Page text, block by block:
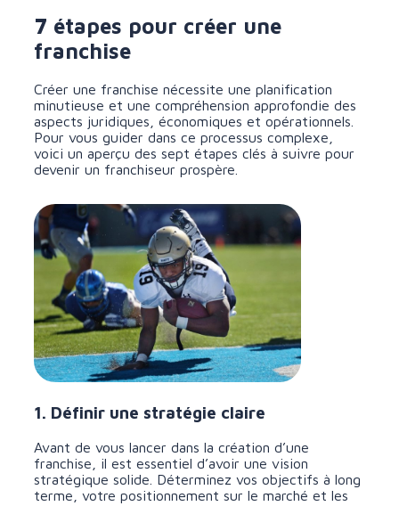
7 étapes pour créer une
franchise
Créer une franchise nécessite une planification
minutieuse et une compréhension approfondie des
aspects juridiques, économiques et opérationnels.
Pour vous guider dans ce processus complexe,
voici un aperçu des sept étapes clés à suivre pour
devenir un franchiseur prospère.
1. Définir une stratégie claire
Avant de vous lancer dans la création d’une
franchise, il est essentiel d’avoir une vision
stratégique solide. Déterminez vos objectifs à long
terme, votre positionnement sur le marché et les